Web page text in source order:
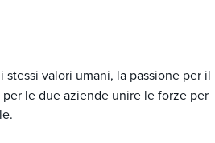
valori umani, la passione per il
le due aziende unire le forze per